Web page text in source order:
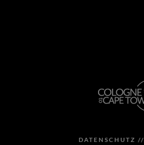
DATENSCHUTZ //